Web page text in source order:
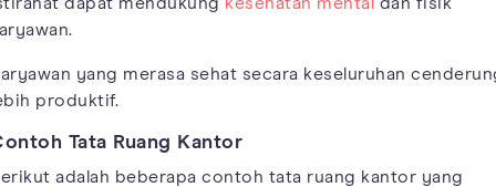
yang merasa sehat secara keseluruhan
produktif.
Tata Ruang Kantor
adalah beberapa contoh tata ruang kantor yang